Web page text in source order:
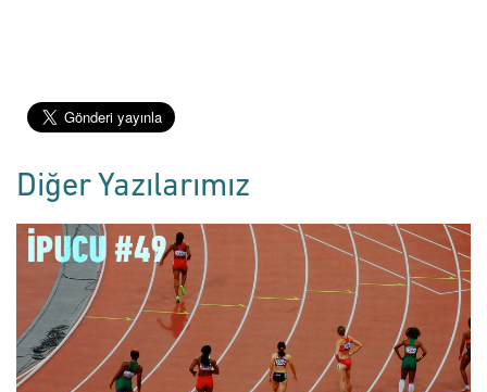
Diğer Yazılarımız